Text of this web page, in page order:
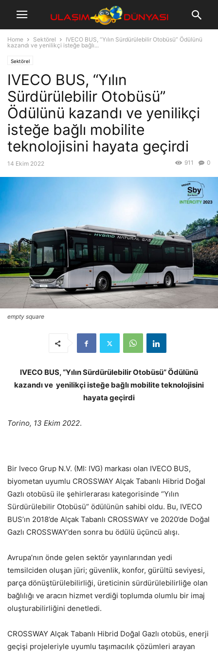
Home Sektörel
IVECO BUS, “Yılın Sürdürülebilir Otobüsü” Ödülünü
kazandı ve yenilikçi isteğe bağlı...
Sektörel
IVECO BUS, “Yılın
Sürdürülebilir Otobüsü”
Ödülünü kazandı ve yenilikçi
isteğe bağlı mobilite
teknolojisini hayata geçirdi
14 Ekim 2022 0
911
empty square
IVECO BUS, “Yılın Sürdürülebilir Otobüsü” Ödülünü
kazandı ve yenilikçi isteğe bağlı mobilite teknolojisini
hayata geçirdi
Torino, 13 Ekim 2022.
Bir Iveco Grup N.V. (MI: IVG) markası olan IVECO BUS,
biyometan uyumlu CROSSWAY Alçak Tabanlı Hibrid Doğal
Gazlı otobüsü ile şehirlerarası kategorisinde “Yılın
Sürdürülebilir Otobüsü” ödülünün sahibi oldu. Bu, IVECO
BUS’ın 2018’de Alçak Tabanlı CROSSWAY ve 2020’de Doğal
Gazlı CROSSWAY’den sonra bu ödülü üçüncü alışı.
Avrupa’nın önde gelen sektör yayınlarından yedi
temsilciden oluşan jüri; güvenlik, konfor, gürültü seviyesi,
parça dönüştürülebilirliği, üreticinin sürdürülebilirliğe olan
bağlılığı ve aracın hizmet verdiği toplumda olumlu bir imaj
oluşturabilirliğini denetledi.
CROSSWAY Alçak Tabanlı Hibrid Doğal Gazlı otobüs, enerji
geçişi projeleriyle uyumlu taşımacılık çözümleri arayan